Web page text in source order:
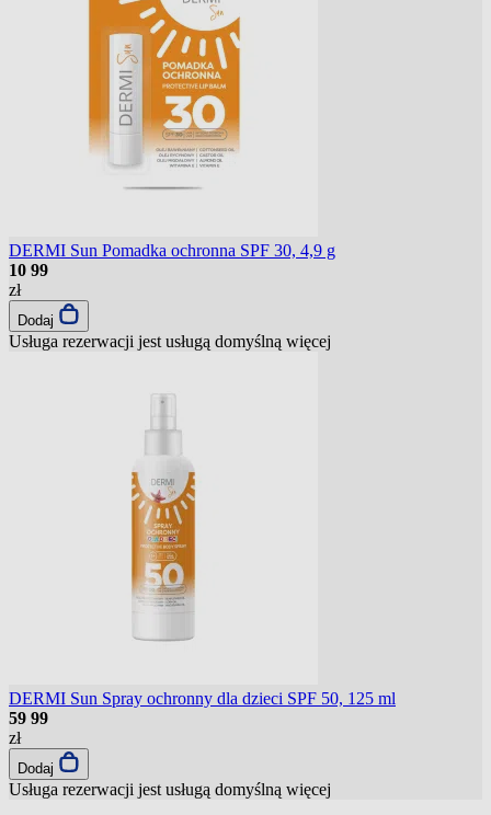
DERMI Sun Pomadka ochronna SPF 30, 4,9 g
10 99
zł
Dodaj
Usługa rezerwacji jest usługą domyślną więcej
DERMI Sun Spray ochronny dla dzieci SPF 50, 125 ml
59 99
zł
Dodaj
Usługa rezerwacji jest usługą domyślną więcej